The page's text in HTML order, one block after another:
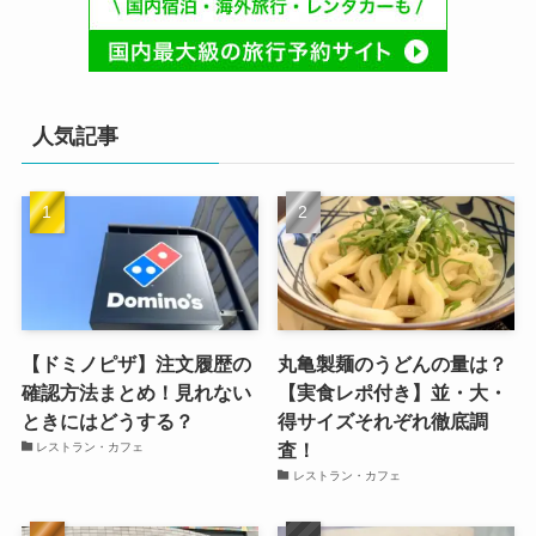
人気記事
【ドミノピザ】注文履歴の
確認方法まとめ！見れない
ときにはどうする？
レストラン・カフェ
丸亀製麺のうどんの量は？
【実食レポ付き】並・大・
得サイズそれぞれ徹底調
査！
レストラン・カフェ